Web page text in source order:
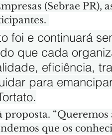
(Sebrae PR),
foi e continuará
que cada
eficiência,
para
proposta.
que os